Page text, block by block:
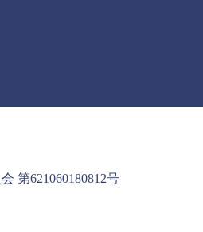
第621060180812号